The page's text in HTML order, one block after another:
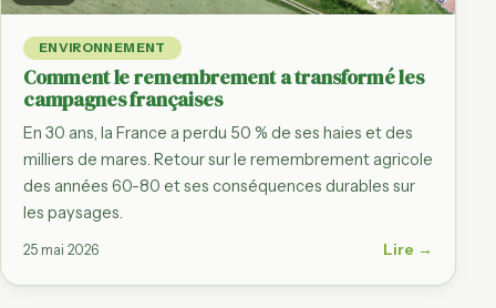
ENVIRONNEMENT
Comment le remembrement a transformé les
campagnes françaises
En 30 ans, la France a perdu 50 % de ses haies et des
milliers de mares. Retour sur le remembrement agricole
des années 60-80 et ses conséquences durables sur
les paysages.
25 mai 2026 Lire →